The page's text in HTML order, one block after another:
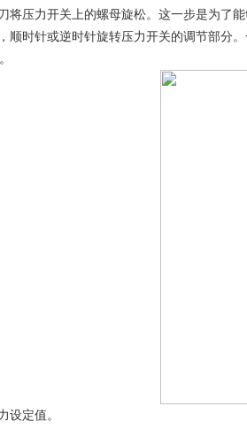
压力开关上的螺母旋松。这一步是为了能
时针或逆时针旋转压力开关的调节部分。
定值。